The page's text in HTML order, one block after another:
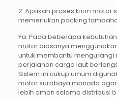
2. Apakah proses kirim motor
memerlukan packing
Ya. Pada beberapa
motor biasanya
untuk membantu mengurangi
perjalanan cargo laut
Sistem ini cukup umum
motor surabaya manado
lebih aman selama distribusi